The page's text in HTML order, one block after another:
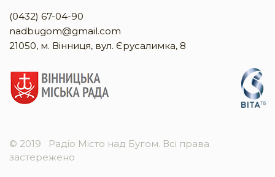
(0432) 67-04-90
nadbugom@gmail.com
21050, м. Вінниця, вул. Єрусалимка, 8
© 2019
Радіо Місто над Бугом. Всі права
застережено